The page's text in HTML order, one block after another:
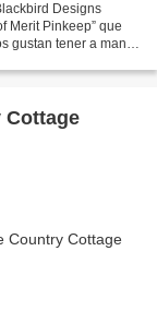
Designs
Merit Pinkeep” que
gustan tener a mano
Cottage